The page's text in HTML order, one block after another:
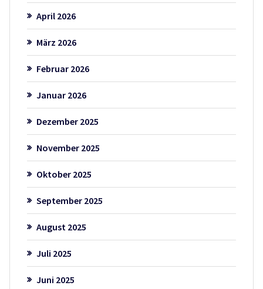
April 2026
März 2026
Februar 2026
Januar 2026
Dezember 2025
November 2025
Oktober 2025
September 2025
August 2025
Juli 2025
Juni 2025